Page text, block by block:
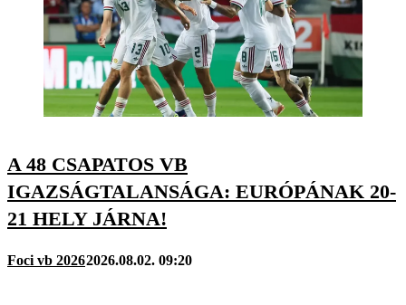
A 48 CSAPATOS VB
IGAZSÁGTALANSÁGA: EURÓPÁNAK 20-
21 HELY JÁRNA!
Foci vb 20262026.08.02. 09:20